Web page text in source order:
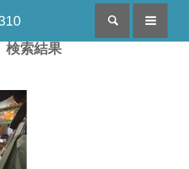
検索
検索結果